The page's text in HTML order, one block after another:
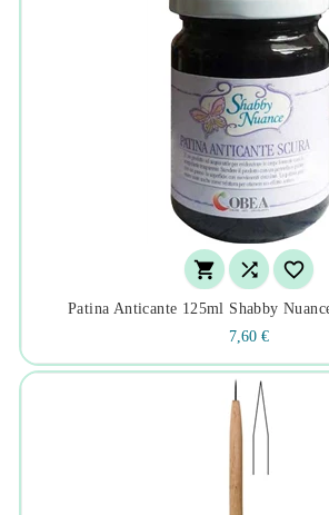
  
Patina Anticante 125ml Shabby
7,60 €